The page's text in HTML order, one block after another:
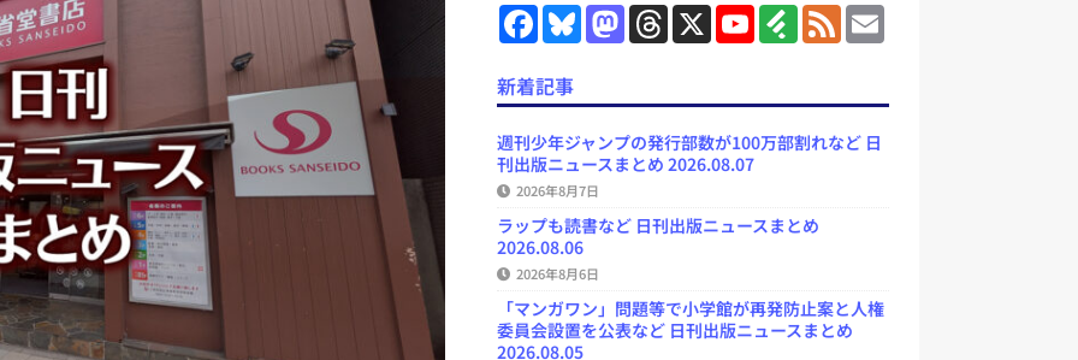
（ベータ版）を公開しました
お知らせ
模写を拒否するようになど 日刊出版ニュースまとめ 2026.07.30
プの発行部数が100万部割れなど 日刊出版ニュースまとめ 2026.08.07
ど 日刊出版ニュースまとめ 2026.08.06 日刊出版ニュースまとめ
F
a
e
b
o
o
k
B
l
k
M
a
d
o
n
T
h
d
s
X
Y
o
b
e
C
n
F
e
y
F
e
E
m
新着記事
週刊少年ジャンプの発行部数が100万部割れなど 日
刊出版ニュースまとめ 2026.08.07
2026年8月7日
ラップも読書など 日刊出版ニュースまとめ
2026.08.06
2026年8月6日
「マンガワン」問題等で小学館が再発防止案と人権
委員会設置を公表など 日刊出版ニュースまとめ
2026.08.05